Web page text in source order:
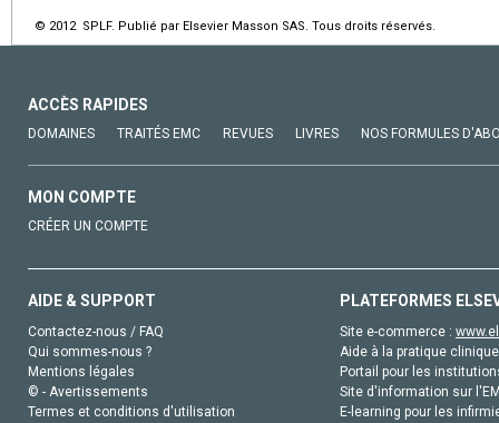
© 2012 SPLF. Publié par Elsevier Masson SAS. Tous droits réservés.
ACCÈS RAPIDES
DOMAINES TRAITÉS EMC REVUES LIVRES NOS FORMULES
MON COMPTE
CRÉER UN COMPTE
AIDE & SUPPORT
Contactez-nous / FAQ
Qui sommes-nous ?
Mentions légales
© - Avertissements
Termes et conditions d'utilisation
PLATEFORMES
Site e-commerce :
Aide à la pratique
Portail pour les
Site d'information sur
E-learning pour les